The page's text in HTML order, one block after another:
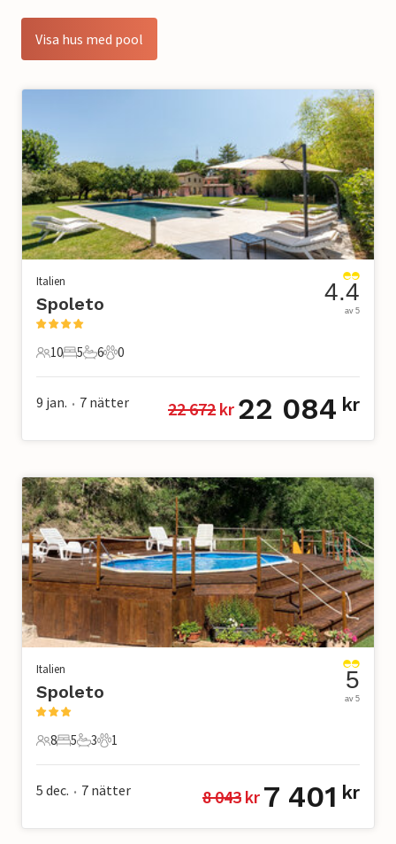
Visa hus med pool
Italien
Spoleto
10 Gäster
10
5 Sovrum
5
6 Badrum
6
0 Husdjur
0
4.4
av 5
9 jan. • 7 nätter 22 672 kr 22 084 kr
Italien
Spoleto
8 Gäster
8
5 Sovrum
5
3 Badrum
3
1 Husdjur
1
5
av 5
5 dec. • 7 nätter 8 043 kr 7 401 kr